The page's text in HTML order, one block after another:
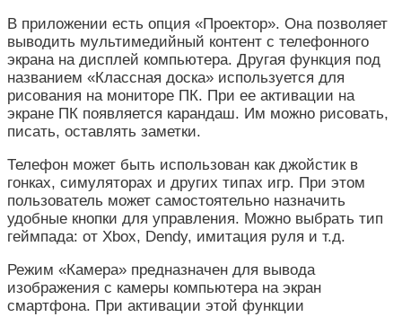
В приложении есть опция «Проектор». Она позволяет
выводить мультимедийный контент с телефонного
экрана на дисплей компьютера. Другая функция под
названием «Классная доска» используется для
рисования на мониторе ПК. При ее активации на
экране ПК появляется карандаш. Им можно рисовать,
писать, оставлять заметки.
Телефон может быть использован как джойстик в
гонках, симуляторах и других типах игр. При этом
пользователь может самостоятельно назначить
удобные кнопки для управления. Можно выбрать тип
геймпада: от Xbox, Dendy, имитация руля и т.д.
Режим «Камера» предназначен для вывода
изображения с камеры компьютера на экран
смартфона. При активации этой функции